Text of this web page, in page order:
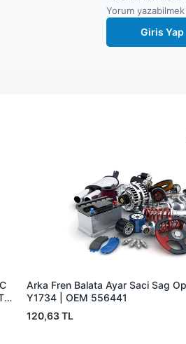
Yorum
Giris Yap
Arka Fren Balata Ayar Saci Sag
Y1734 | OEM 556441
120,63 TL